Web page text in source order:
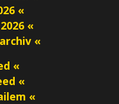
«
«
«
«
«
«